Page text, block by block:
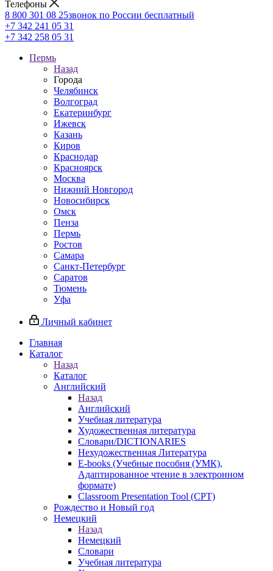
Телефоны
8 800 301 08 25звонок по России бесплатный
+7 342 241 05 31
+7 342 258 05 31
Пермь
Назад
Города
Челябинск
Волгоград
Екатеринбург
Ижевск
Казань
Киров
Краснодар
Красноярск
Москва
Нижний Новгород
Новосибирск
Омск
Пенза
Пермь
Ростов
Самара
Санкт-Петербург
Саратов
Тюмень
Уфа
Личный кабинет
Главная
Каталог
Назад
Каталог
Английский
Назад
Английский
Учебная литература
Художественная литература
Словари/DICTIONARIES
Нехудожественная Литература
E-books (Учебные пособия (УМК),
Адаптированное чтение в электронном
формате)
Classroom Presentation Tool (CPT)
Рождество и Новый год
Немецкий
Назад
Немецкий
Словари
Учебная литература